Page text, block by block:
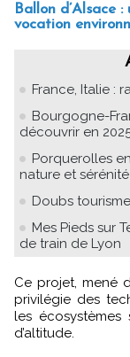
Ballon d’Alsace
vocation
France, Italie :
Bourgogne-
découvrir en
Porquerolles
nature et sérénité
Doubs
Mes Pieds sur
de train de Lyon
Ce projet, mené
privilégie des
les
d’altitude.